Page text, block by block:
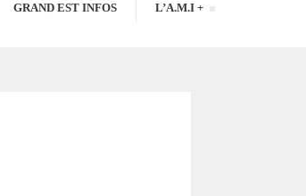
GRAND EST INFOS L’A.M.I +